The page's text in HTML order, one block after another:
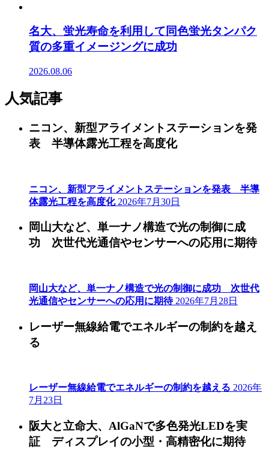
名大、蛍光寿命を利用して同色蛍光タンパク
質の多重イメージングに成功
2026.08.06
人気記事
ニコン、新型アライメントステーションを発
表 半導体露光工程を高度化
ニコン、新型アライメントステーションを発表 半導
体露光工程を高度化 2026年7月30日
岡山大など、単一ナノ構造で光の制御に成
功 次世代光通信やセンサーへの応用に期待
岡山大など、単一ナノ構造で光の制御に成功 次世代
光通信やセンサーへの応用に期待 2026年7月28日
レーザー無線給電でエネルギーの制約を越え
る
レーザー無線給電でエネルギーの制約を越える 2026年
7月23日
阪大と立命大、AlGaNで多色発光LEDを実
証 ディスプレイの小型・高精密化に期待